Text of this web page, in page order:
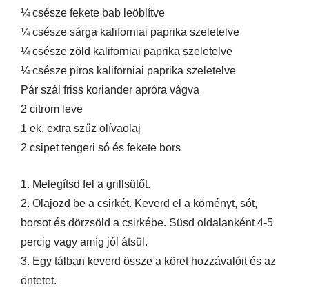
¼ csésze fekete bab leöblítve
¼ csésze sárga kaliforniai paprika szeletelve
¼ csésze zöld kaliforniai paprika szeletelve
¼ csésze piros kaliforniai paprika szeletelve
Pár szál friss koriander apróra vágva
2 citrom leve
1 ek. extra szűz olívaolaj
2 csipet tengeri só és fekete bors
1. Melegítsd fel a grillsütőt.
2. Olajozd be a csirkét. Keverd el a köményt, sót,
borsot és dörzsöld a csirkébe. Süsd oldalanként 4-5
percig vagy amíg jól átsül.
3. Egy tálban keverd össze a köret hozzávalóit és az
öntetet.